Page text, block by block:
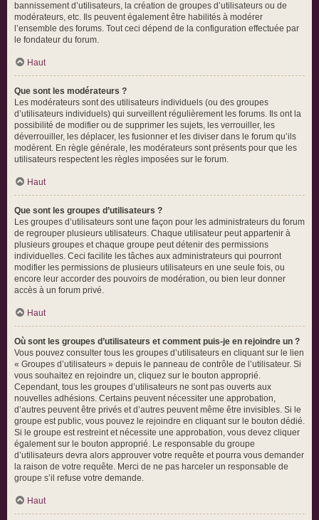
bannissement d’utilisateurs, la création de groupes d’utilisateurs ou de
modérateurs, etc. Ils peuvent également être habilités à modérer
l’ensemble des forums. Tout ceci dépend de la configuration effectuée par
le fondateur du forum.
Haut
Que sont les modérateurs ?
Les modérateurs sont des utilisateurs individuels (ou des groupes
d’utilisateurs individuels) qui surveillent régulièrement les forums. Ils ont la
possibilité de modifier ou de supprimer les sujets, les verrouiller, les
déverrouiller, les déplacer, les fusionner et les diviser dans le forum qu’ils
modèrent. En règle générale, les modérateurs sont présents pour que les
utilisateurs respectent les règles imposées sur le forum.
Haut
Que sont les groupes d’utilisateurs ?
Les groupes d’utilisateurs sont une façon pour les administrateurs du forum
de regrouper plusieurs utilisateurs. Chaque utilisateur peut appartenir à
plusieurs groupes et chaque groupe peut détenir des permissions
individuelles. Ceci facilite les tâches aux administrateurs qui pourront
modifier les permissions de plusieurs utilisateurs en une seule fois, ou
encore leur accorder des pouvoirs de modération, ou bien leur donner
accès à un forum privé.
Haut
Où sont les groupes d’utilisateurs et comment puis-je en rejoindre un ?
Vous pouvez consulter tous les groupes d’utilisateurs en cliquant sur le lien
« Groupes d’utilisateurs » depuis le panneau de contrôle de l’utilisateur. Si
vous souhaitez en rejoindre un, cliquez sur le bouton approprié.
Cependant, tous les groupes d’utilisateurs ne sont pas ouverts aux
nouvelles adhésions. Certains peuvent nécessiter une approbation,
d’autres peuvent être privés et d’autres peuvent même être invisibles. Si le
groupe est public, vous pouvez le rejoindre en cliquant sur le bouton dédié.
Si le groupe est restreint et nécessite une approbation, vous devez cliquer
également sur le bouton approprié. Le responsable du groupe
d’utilisateurs devra alors approuver votre requête et pourra vous demander
la raison de votre requête. Merci de ne pas harceler un responsable de
groupe s’il refuse votre demande.
Haut